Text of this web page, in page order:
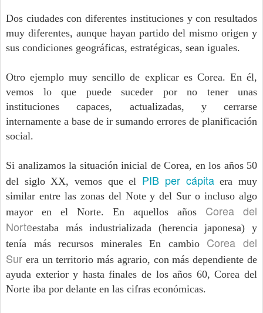
Dos ciudades con diferentes instituciones y con resultados
muy diferentes, aunque hayan partido del mismo origen y
sus condiciones geográficas, estratégicas, sean iguales.
Otro ejemplo muy sencillo de explicar es Corea. En él,
vemos lo que puede suceder por no tener unas
instituciones capaces, actualizadas, y cerrarse
internamente a base de ir sumando errores de planificación
social.
Si analizamos la situación inicial de Corea, en los años 50
del siglo XX, vemos que el PIB per cápitaera muy
similar entre las zonas del Note y del Sur o incluso algo
mayor en el Norte. En aquellos años Corea del
Norteestaba más industrializada (herencia japonesa) y
tenía más recursos minerales En cambio Corea del
Sur era un territorio más agrario, con más dependiente de
ayuda exterior y hasta finales de los años 60, Corea del
Norte iba por delante en las cifras económicas.